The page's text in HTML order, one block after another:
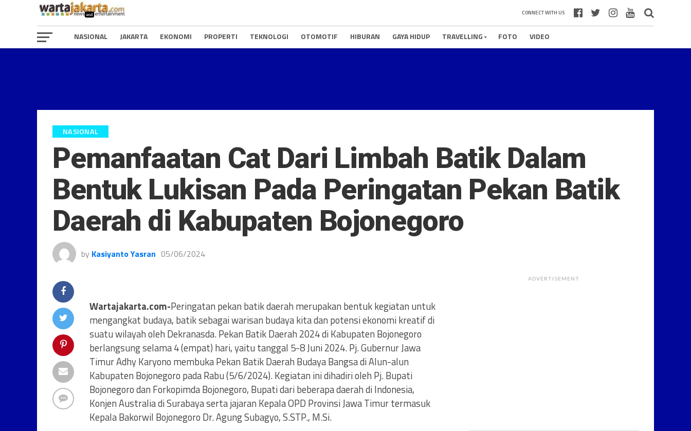
CONNECT WITH US
NASIONAL JAKARTA EKONOMI PROPERTI TEKNOLOGI OTOMOTIF HIBURAN GAYA HIDUP TRAVELLING FOTO VIDEO
NASIONAL
Pemanfaatan Cat Dari Limbah Batik Dalam
Bentuk Lukisan Pada Peringatan Pekan Batik
Daerah di Kabupaten Bojonegoro
by Kasiyanto Yasran 05/06/2024
Wartajakarta.com-Peringatan pekan batik daerah merupakan bentuk kegiatan untuk
mengangkat budaya, batik sebagai warisan budaya kita dan potensi ekonomi kreatif di
suatu wilayah oleh Dekranasda. Pekan Batik Daerah 2024 di Kabupaten Bojonegoro
berlangsung selama 4 (empat) hari, yaitu tanggal 5-8 Juni 2024. Pj. Gubernur Jawa
Timur Adhy Karyono membuka Pekan Batik Daerah Budaya Bangsa di Alun-alun
Kabupaten Bojonegoro pada Rabu (5/6/2024). Kegiatan ini dihadiri oleh Pj. Bupati
Bojonegoro dan Forkopimda Bojonegoro, Bupati dari beberapa daerah di Indonesia,
Konjen Australia di Surabaya serta jajaran Kepala OPD Provinsi Jawa Timur termasuk
Kepala Bakorwil Bojonegoro Dr. Agung Subagyo, S.STP., M.Si.
ADVERTISEMENT